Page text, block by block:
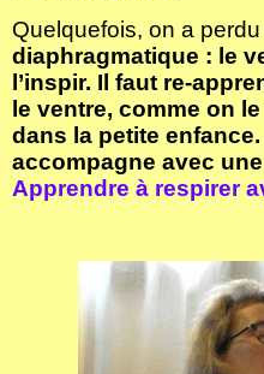
Quelquefois, on a
diaphragmatique : le
l’inspir. Il faut re-
le ventre, comme on
dans la petite
accompagne avec une
Apprendre à respirer